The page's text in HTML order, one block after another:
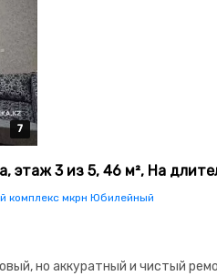
7
7
7
7
7
этаж 3 из 5, 46 м², На
комплекс мкрн Юбилейный
но аккуратный и чистый